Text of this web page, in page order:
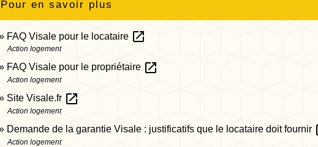
Pour en savoir plus
FAQ Visale pour le locataire open_in_new
Action logement
FAQ Visale pour le propriétaire open_in_new
Action logement
Site Visale.fr open_in_new
Action logement
Demande de la garantie Visale : justificatifs que le locataire doit fournir
Action logement